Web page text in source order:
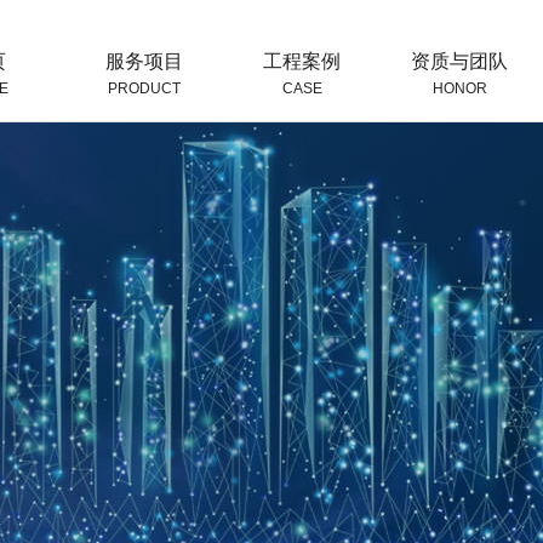
服务项目
PRODUCT
工程案例
CASE
资质与团队
HONOR